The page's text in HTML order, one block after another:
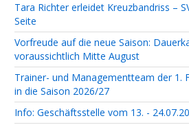
Tara Richter erleidet Kreuzbandriss –
Seite
Vorfreude auf die neue Saison:
voraussichtlich Mitte August
Trainer- und Managementteam der 1.
in die Saison 2026/27
Info: Geschäftsstelle vom 13. -